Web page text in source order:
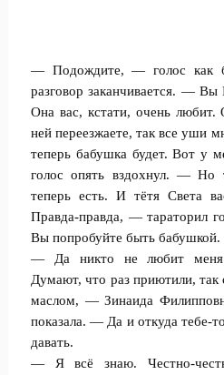
— Подождите, — голос как
разговор заканчивается. —
Она вас, кстати, очень любит.
ней переезжаете, так все уши
теперь бабушка будет. Вот у
голос опять вздохнул. —
теперь есть. И тётя Света
Правда-правда, — тараторил
Вы попробуйте быть бабушкой.
— Да никто не любит
Думают, что раз приютили,
маслом, — Зинаида
показала. — Да и откуда тебе-
давать.
— Я всё знаю. Честно-